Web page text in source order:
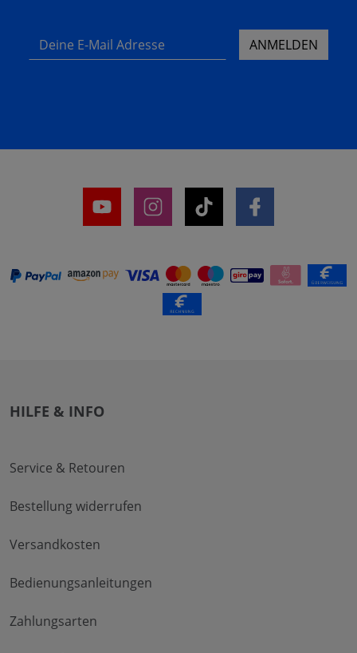
Deine E-Mail Adresse ANMELDEN
HILFE & INFO
Service & Retouren
Bestellung widerrufen
Versandkosten
Bedienungsanleitungen
Zahlungsarten